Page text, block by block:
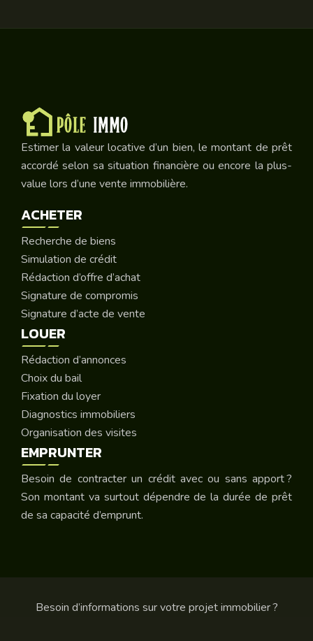
Estimer la valeur locative d’un bien, le montant de prêt
accordé selon sa situation financière ou encore la plus-
value lors d’une vente immobilière.
ACHETER
Recherche de biens
Simulation de crédit
Rédaction d’offre d’achat
Signature de compromis
Signature d’acte de vente
LOUER
Rédaction d’annonces
Choix du bail
Fixation du loyer
Diagnostics immobiliers
Organisation des visites
EMPRUNTER
Besoin de contracter un crédit avec ou sans apport ?
Son montant va surtout dépendre de la durée de prêt
de sa capacité d’emprunt.
Besoin d’informations sur votre projet immobilier ?